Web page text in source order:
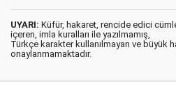
UYARI: Küfür, hakaret, rencide edici
içeren, imla kuralları ile yazılmamış,
Türkçe karakter kullanılmayan ve büyük
onaylanmamaktadır.